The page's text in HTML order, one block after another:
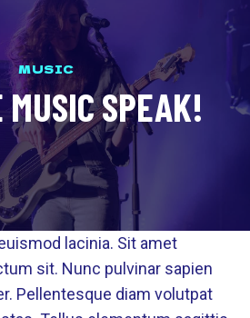
MUSIC
SPEAK!
lacinia. Sit amet
sit. Nunc pulvinar sapien
Pellentesque diam volutpat